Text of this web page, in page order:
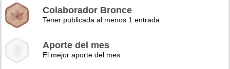
Colaborador Bronce
Tener publicada al menos 1 entrada
Aporte del mes
El mejor aporte del mes